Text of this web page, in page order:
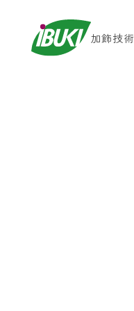
加飾技術